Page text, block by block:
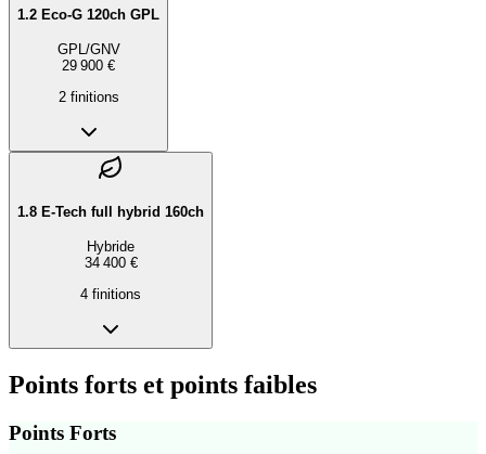
1.2 Eco-G 120ch GPL
GPL/GNV
29 900 €
2finitions
1.8 E-Tech full hybrid 160ch
Hybride
34 400 €
4 finitions
Points forts et points faibles
Points Forts